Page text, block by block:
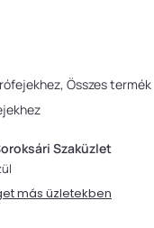
Összes termék
Szaküzlet
más üzletekben